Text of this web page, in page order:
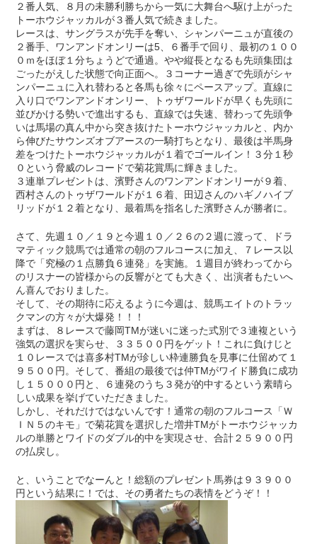
２番人気、８月の未勝利勝ちから一気に大舞台へ駆け上がった
トーホウジャッカルが３番人気で続きました。
レースは、サングラスが先手を奪い、シャンパーニュが直後の
２番手、ワンアンドオンリーは5、６番手で回り、最初の１００
０ｍをほぼ１分ちょうどで通過。やや縦長となるも先頭集団は
ごったがえした状態で向正面へ。３コーナー過ぎで先頭がシャ
ンパーニュに入れ替わると各馬も徐々にペースアップ。直線に
入り口でワンアンドオンリー、トゥザワールドが早くも先頭に
並びかける勢いで進出するも、直線では失速、替わって先頭争
いは馬場の真ん中から突き抜けたトーホウジャッカルと、内か
ら伸びたサウンズオブアースの一騎打ちとなり、最後は半馬身
差をつけたトーホウジャッカルが１着でゴールイン！３分１秒
０という脅威のレコードで菊花賞馬に輝きました。
３連単プレゼントは、濱野さんのワンアンドオンリーが９着、
西村さんのトゥザワールドが１６着、田辺さんのハギノハイブ
リッドが１２着となり、最着馬を指名した濱野さんが勝者に。
さて、先週１０／１９と今週１０／２６の２週に渡って、ドラ
マティック競馬では通常の朝のフルコースに加え、７レース以
降で「究極の１点勝負６連発」を実施。１週目が終わってから
のリスナーの皆様からの反響がとても大きく、出演者もたいへ
ん喜んでおりました。
そして、その期待に応えるように今週は、競馬エイトのトラッ
クマンの方々が大爆発！！！
まずは、８レースで藤岡TMが迷いに迷った式別で３連複という
強気の選択を実らせ、３３５００円をゲット！これに負けじと
１０レースでは喜多村TMが珍しい枠連勝負を見事に仕留めて１
９５００円。そして、番組の最後では仲TMがワイド勝負に成功
し１５０００円と、６連発のうち３発が的中するという素晴ら
しい成果を挙げていただきました。
しかし、それだけではないんです！通常の朝のフルコース「Ｗ
ＩＮ５のキモ」で菊花賞を選択した増井TMがトーホウジャッカ
ルの単勝とワイドのダブル的中を実現させ、合計２５９００円
の払戻し。
と、いうことでなーんと！総額のプレゼント馬券は９３９００
円という結果に！では、その勇者たちの表情をどうぞ！！